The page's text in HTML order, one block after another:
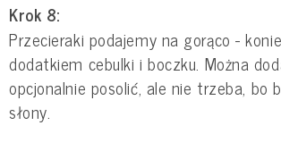
Krok 8:
Przecieraki podajemy na gorąco -
dodatkiem cebulki i boczku. Można
opcjonalnie posolić, ale nie trzeba, bo
słony.